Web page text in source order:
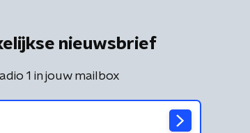
nieuwsbrief
1 in jouw mailbox